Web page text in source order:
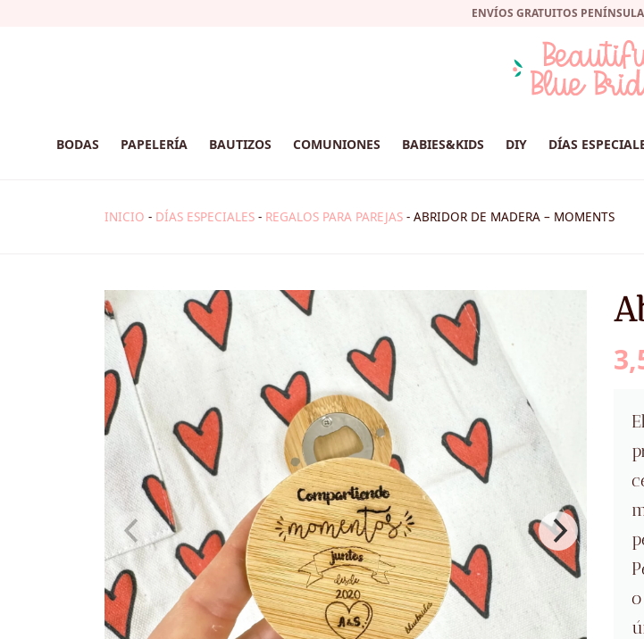
ENVÍOS GRATUITOS
BODAS PAPELERÍA BAUTIZOS COMUNIONES BABIES&KIDS DIY DÍAS
INICIO - DÍAS ESPECIALES - REGALOS PARA PAREJAS - ABRIDOR DE MADERA – MOMENTS